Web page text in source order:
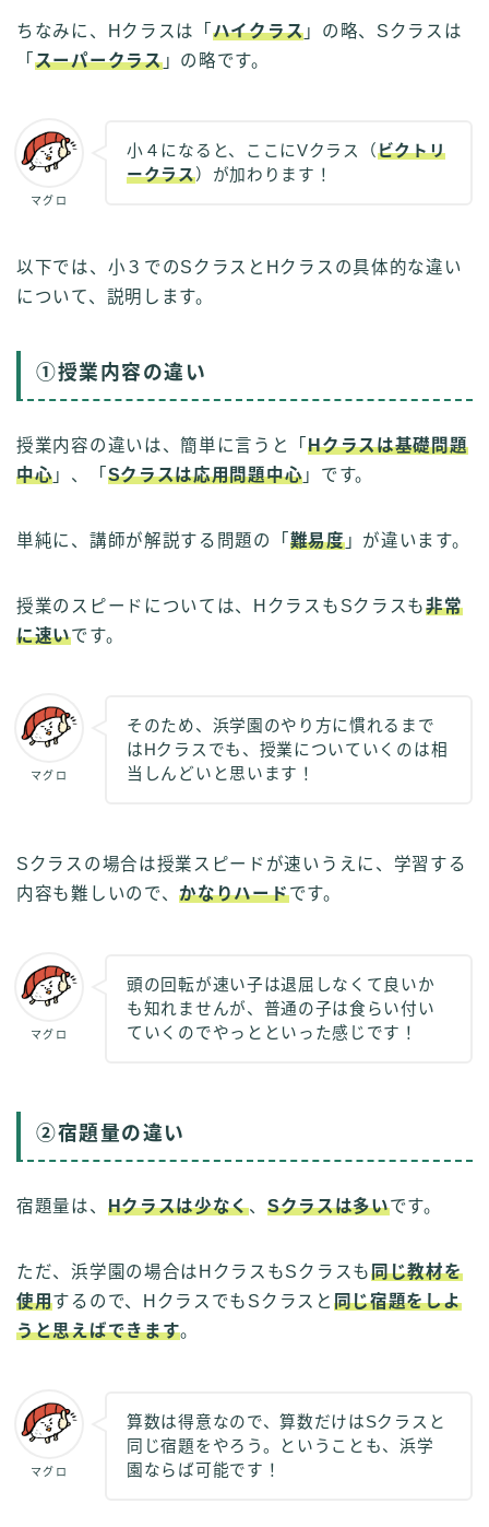
ちなみに、Hクラスは「 ハイクラス 」の略、Sクラスは
「 スーパークラス」の略です。
マグロ
小４になると、ここにVクラス（ビクトリ
ークラス）が加わります！
以下では、小３でのSクラスとHクラスの具体的な違い
について、説明します。
①授業内容の違い
授業内容の違いは、簡単に言うと「Hクラスは基礎問題
中心 」、「 Sクラスは応用問題中心 」です。
単純に、講師が解説する問題の「 難易度」が違います。
授業のスピードについては、HクラスもSクラスも非常
に速いです。
マグロ
そのため、浜学園のやり方に慣れるまで
はHクラスでも、授業についていくのは相
当しんどいと思います！
Sクラスの場合は授業スピードが速いうえに、学習する
内容も難しいので、かなりハードです。
マグロ
頭の回転が速い子は退屈しなくて良いか
も知れませんが、普通の子は食らい付い
ていくのでやっとといった感じです！
②宿題量の違い
宿題量は、 Hクラスは少なく、 Sクラスは多いです。
ただ、浜学園の場合はHクラスもSクラスも同じ教材を
使用するので、HクラスでもSクラスと 同じ宿題をしよ
うと思えばできます。
マグロ
算数は得意なので、算数だけはSクラスと
同じ宿題をやろう。ということも、浜学
園ならば可能です！